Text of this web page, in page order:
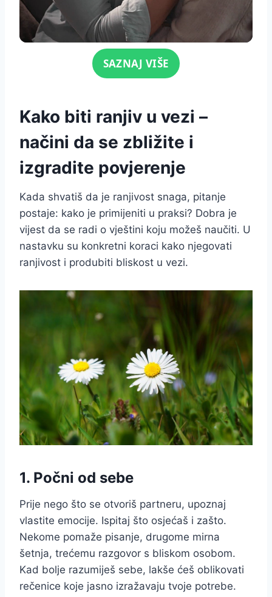
Click for soundSAZNAJ VIŠE
Kako biti ranjiv u vezi –
načini da se zbližite i
izgradite povjerenje
Kada shvatiš da je ranjivost snaga, pitanje
postaje: kako je primijeniti u praksi? Dobra je
vijest da se radi o vještini koju možeš naučiti. U
nastavku su konkretni koraci kako njegovati
ranjivost i produbiti bliskost u vezi.
1. Počni od sebe
Prije nego što se otvoriš partneru, upoznaj
vlastite emocije. Ispitaj što osjećaš i zašto.
Nekome pomaže pisanje, drugome mirna
šetnja, trećemu razgovor s bliskom osobom.
Kad bolje razumiješ sebe, lakše ćeš oblikovati
rečenice koje jasno izražavaju tvoje potrebe.